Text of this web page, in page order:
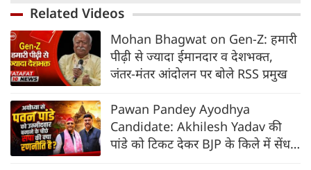
Related Videos
Mohan Bhagwat on Gen-Z: हमारी
पीढ़ी से ज्यादा ईमानदार व देशभक्त,
जंतर-मंतर आंदोलन पर बोले RSS प्रमुख
Pawan Pandey Ayodhya
Candidate: Akhilesh Yadav की
पांडे को टिकट देकर BJP के किले में सेंध